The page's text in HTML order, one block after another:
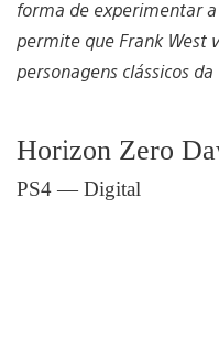
forma de experimentar
permite que Frank West
personagens clássicos da
Horizon Zero
PS4 — Digital